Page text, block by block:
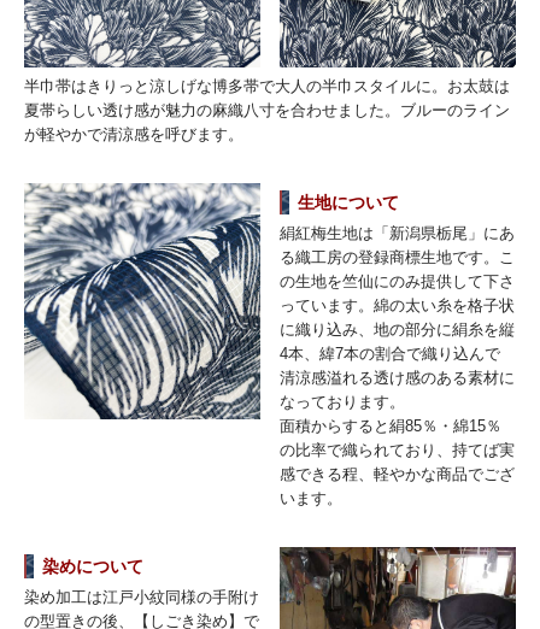
半巾帯はきりっと涼しげな博多帯で大人の半巾スタイルに。お太鼓は
夏帯らしい透け感が魅力の麻織八寸を合わせました。ブルーのライン
が軽やかで清涼感を呼びます。
生地について
絹紅梅生地は「新潟県栃尾」にあ
る織工房の登録商標生地です。こ
の生地を竺仙にのみ提供して下さ
っています。綿の太い糸を格子状
に織り込み、地の部分に絹糸を縦
4本、緯7本の割合で織り込んで
清涼感溢れる透け感のある素材に
なっております。
面積からすると絹85％・綿15％
の比率で織られており、持てば実
感できる程、軽やかな商品でござ
います。
染めについて
染め加工は江戸小紋同様の手附け
の型置きの後、【しごき染め】で